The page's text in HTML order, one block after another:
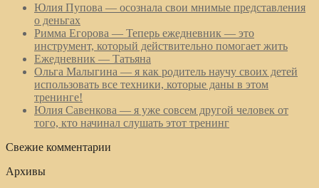
Юлия Пупова — осознала свои мнимые представления
о деньгах
Римма Егорова — Теперь ежедневник — это
инструмент, который действительно помогает жить
Ежедневник — Татьяна
Ольга Малыгина — я как родитель научу своих детей
использовать все техники, которые даны в этом
тренинге!
Юлия Савенкова — я уже совсем другой человек от
того, кто начинал слушать этот тренинг
Свежие комментарии
Архивы